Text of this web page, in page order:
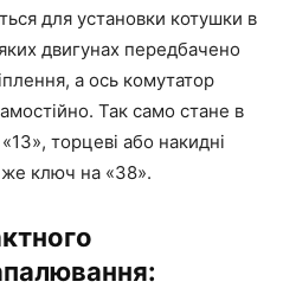
для установки котушки в
двигунах передбачено
а ось комутатор
Так само стане в
торцеві або накидні
же ключ на «38».